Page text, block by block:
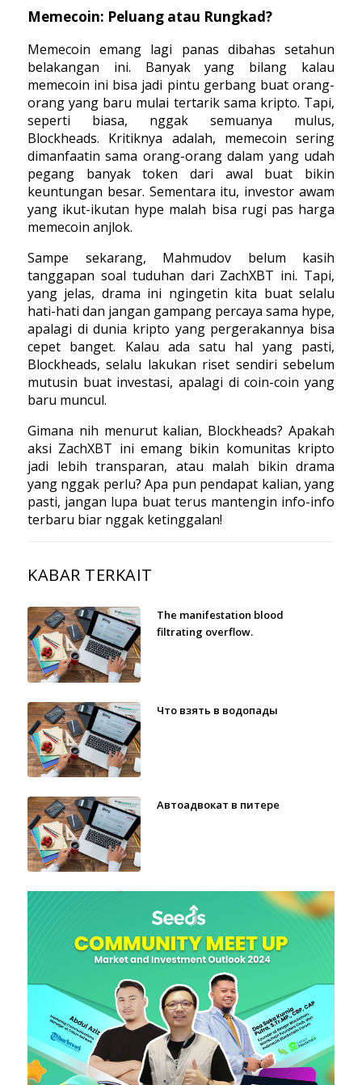
Memecoin: Peluang atau Rungkad?
Memecoin emang lagi panas dibahas setahun
belakangan ini. Banyak yang bilang kalau
memecoin ini bisa jadi pintu gerbang buat orang-
orang yang baru mulai tertarik sama kripto. Tapi,
seperti biasa, nggak semuanya mulus,
Blockheads. Kritiknya adalah, memecoin sering
dimanfaatin sama orang-orang dalam yang udah
pegang banyak token dari awal buat bikin
keuntungan besar. Sementara itu, investor awam
yang ikut-ikutan hype malah bisa rugi pas harga
memecoin anjlok.
Sampe sekarang, Mahmudov belum kasih
tanggapan soal tuduhan dari ZachXBT ini. Tapi,
yang jelas, drama ini ngingetin kita buat selalu
hati-hati dan jangan gampang percaya sama hype,
apalagi di dunia kripto yang pergerakannya bisa
cepet banget. Kalau ada satu hal yang pasti,
Blockheads, selalu lakukan riset sendiri sebelum
mutusin buat investasi, apalagi di coin-coin yang
baru muncul.
Gimana nih menurut kalian, Blockheads? Apakah
aksi ZachXBT ini emang bikin komunitas kripto
jadi lebih transparan, atau malah bikin drama
yang nggak perlu? Apa pun pendapat kalian, yang
pasti, jangan lupa buat terus mantengin info-info
terbaru biar nggak ketinggalan!
KABAR TERKAIT
The manifestation blood
filtrating overflow.
Что взять в водопады
Автоадвокат в питере